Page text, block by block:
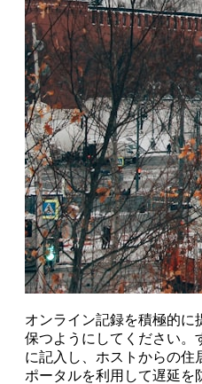
オンライン記録を積極的に
保つようにしてください。
に記入し、ホストからの住
ポータルを利用して遅延を